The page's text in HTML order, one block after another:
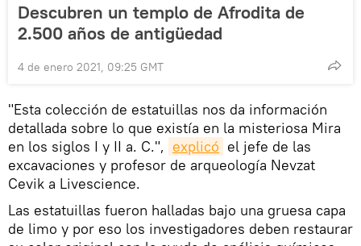
Descubren un templo de Afrodita de
2.500 años de antigüedad
4 de enero 2021, 09:25 GMT
"Esta colección de estatuillas nos da información
detallada sobre lo que existía en la misteriosa Mira
en los siglos I y II a. C.", explicó el jefe de las
excavaciones y profesor de arqueología Nevzat
Cevik a Livescience.
Las estatuillas fueron halladas bajo una gruesa capa
de limo y por eso los investigadores deben restaurar